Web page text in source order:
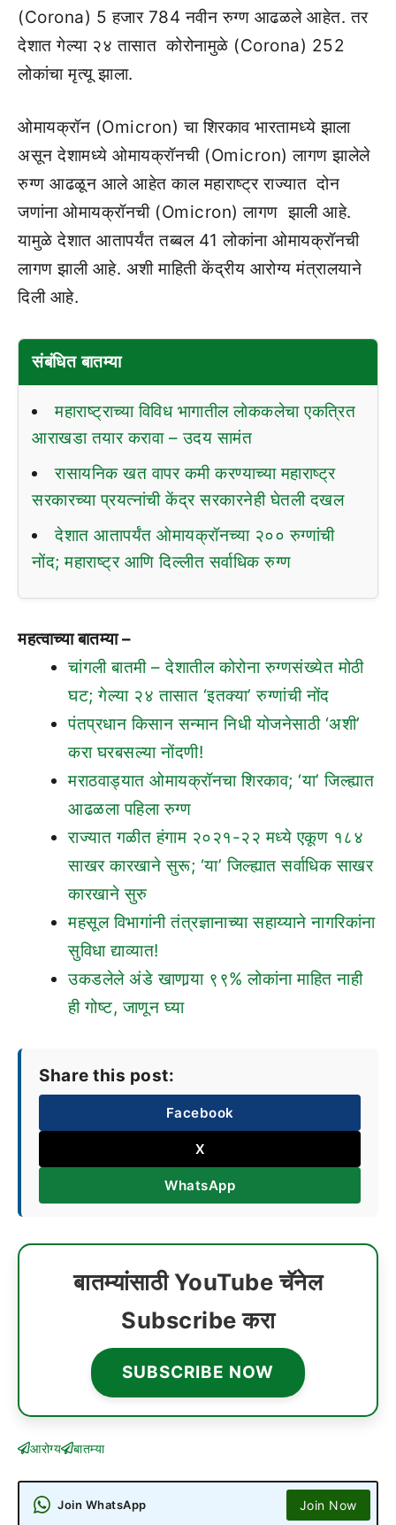
(Corona) 5 हजार 784 नवीन रुग्ण आढळले आहेत. तर
देशात गेल्या २४ तासात कोरोनामुळे (Corona) 252
लोकांचा मृत्यू झाला.
ओमायक्रॉन (Omicron) चा शिरकाव भारतामध्ये झाला
असून देशामध्ये ओमायक्रॉनची (Omicron) लागण झालेले
रुग्ण आढळून आले आहेत काल महाराष्ट्र राज्यात दोन
जणांना ओमायक्रॉनची (Omicron) लागण झाली आहे.
यामुळे देशात आतापर्यंत तब्बल 41 लोकांना ओमायक्रॉनची
लागण झाली आहे. अशी माहिती केंद्रीय आरोग्य मंत्रालयाने
दिली आहे.
संबंधित बातम्या
महाराष्ट्राच्या विविध भागातील लोककलेचा एकत्रित
आराखडा तयार करावा – उदय सामंत
रासायनिक खत वापर कमी करण्याच्या महाराष्ट्र
सरकारच्या प्रयत्नांची केंद्र सरकारनेही घेतली दखल
देशात आतापर्यंत ओमायक्रॉनच्या २०० रुग्णांची
नोंद; महाराष्ट्र आणि दिल्लीत सर्वाधिक रुग्ण
महत्वाच्या बातम्या –
चांगली बातमी – देशातील कोरोना रुग्णसंख्येत मोठी
घट; गेल्या २४ तासात ‘इतक्या’ रुग्णांची नोंद
पंतप्रधान किसान सन्मान निधी योजनेसाठी ‘अशी’
करा घरबसल्या नोंदणी!
मराठवाड्यात ओमायक्रॉनचा शिरकाव; ‘या’ जिल्ह्यात
आढळला पहिला रुग्ण
राज्यात गळीत हंगाम २०२१-२२ मध्ये एकूण १८४
साखर कारखाने सुरू; ‘या’ जिल्ह्यात सर्वाधिक साखर
कारखाने सुरु
महसूल विभागांनी तंत्रज्ञानाच्या सहाय्याने नागरिकांना
सुविधा द्याव्यात!
उकडलेले अंडे खाणार्‍या ९९% लोकांना माहित नाही
ही गोष्ट, जाणून घ्या
Share this post:
Facebook
X
WhatsApp
बातम्यांसाठी YouTube चॅनेल
Subscribe करा
SUBSCRIBE NOW
आरोग्य बातम्या
Join WhatsApp Join Now